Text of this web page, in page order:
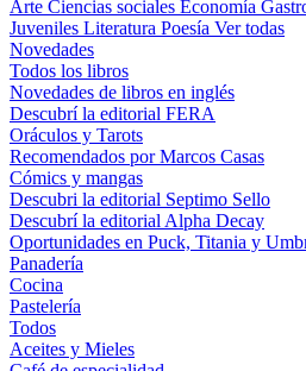
Arte Ciencias sociales Economía
Juveniles Literatura Poesía Ver todas
Novedades
Todos los libros
Novedades de libros en inglés
Descubrí la editorial FERA
Oráculos y Tarots
Recomendados por Marcos Casas
Cómics y mangas
Descubri la editorial Septimo Sello
Descubrí la editorial Alpha Decay
Oportunidades en Puck, Titania y
Panadería
Cocina
Pastelería
Todos
Aceites y Mieles